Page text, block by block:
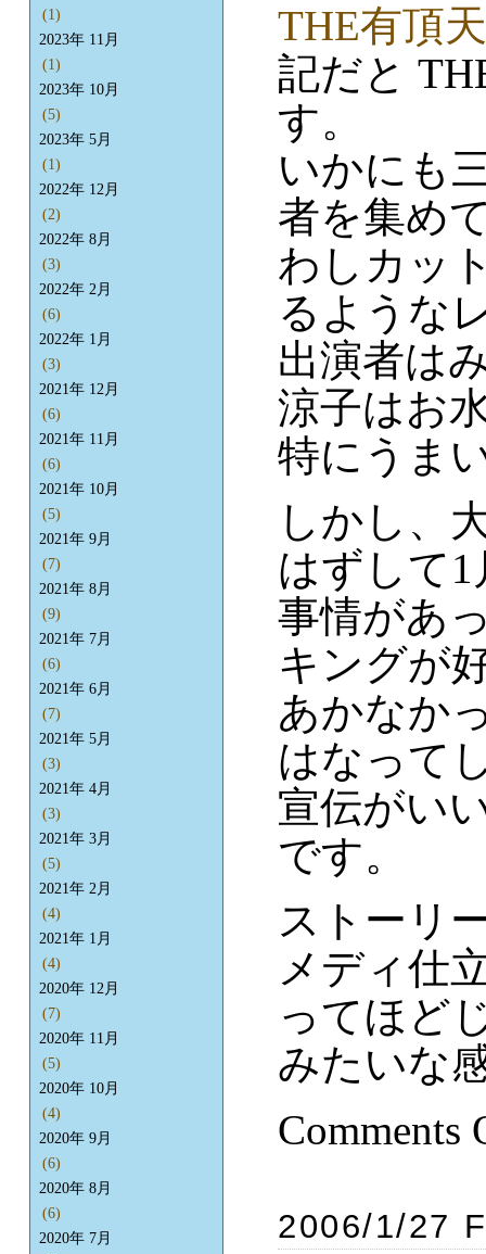
THE有頂
記だと
す。
いかにも
者を集め
わしカッ
るような
出演者は
涼子はお
特にうま
しかし、
はずして
事情があ
キングが
あかなか
はなって
宣伝がい
です。
ストーリ
メディ仕
ってほど
みたいな
Comments
2006/1/27
(1)
2023年 11月
(1)
2023年 10月
(5)
2023年 5月
(1)
2022年 12月
(2)
2022年 8月
(3)
2022年 2月
(6)
2022年 1月
(3)
2021年 12月
(6)
2021年 11月
(6)
2021年 10月
(5)
2021年 9月
(7)
2021年 8月
(9)
2021年 7月
(6)
2021年 6月
(7)
2021年 5月
(3)
2021年 4月
(3)
2021年 3月
(5)
2021年 2月
(4)
2021年 1月
(4)
2020年 12月
(7)
2020年 11月
(5)
2020年 10月
(4)
2020年 9月
(6)
2020年 8月
(6)
2020年 7月